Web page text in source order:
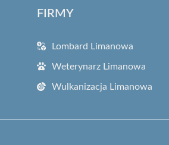
FIRMY
Lombard Limanowa
Weterynarz Limanowa
Wulkanizacja Limanowa